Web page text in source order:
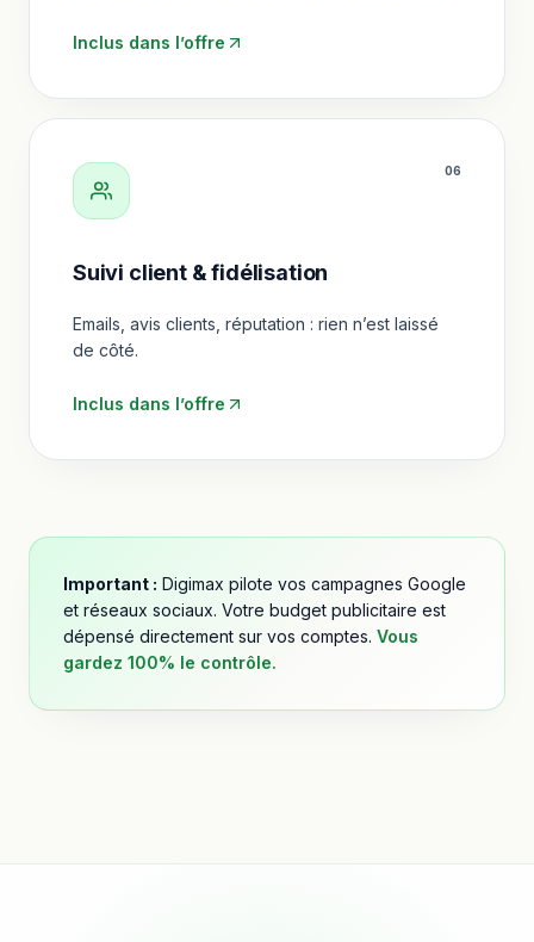
Inclus dans l’offre
06
Suivi client & fidélisation
Emails, avis clients, réputation : rien n’est laissé
de côté.
Inclus dans l’offre
Important : Digimax pilote vos campagnes Google
et réseaux sociaux. Votre budget publicitaire est
dépensé directement sur vos comptes. Vous
gardez 100% le contrôle.